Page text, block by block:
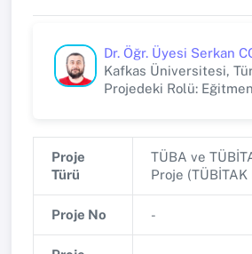
Dr. Öğr. Üyesi Serkan
Kafkas Üniversitesi,
Projedeki Rolü: Eğitmen
Proje
Türü
TÜBA ve
Proje (TÜBİTAK
Proje No -